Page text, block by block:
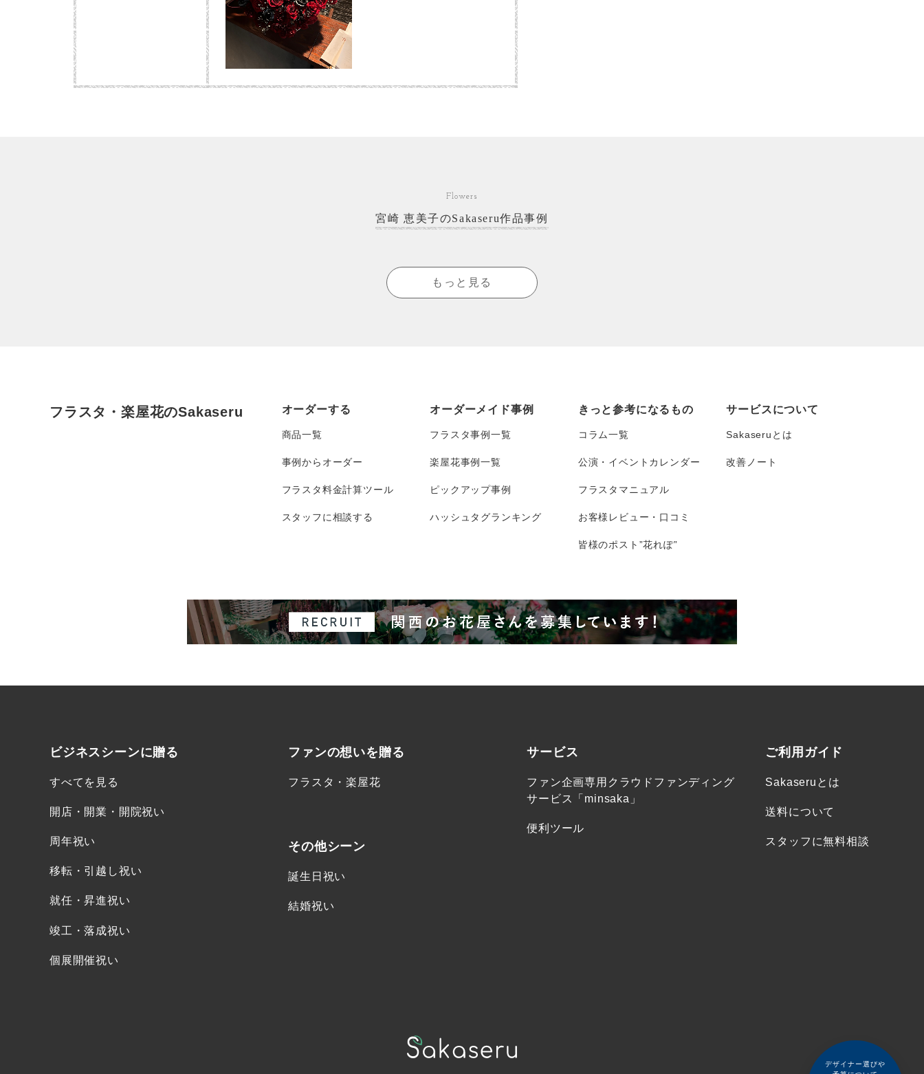
デザイナー選びや
Flowers
宮崎 恵美子のSakaseru作品事例
もっと見る
フラスタ・楽屋花のSakaseru オーダーする
商品一覧
事例からオーダー
フラスタ料金計算ツール
スタッフに相談する
オーダーメイド事例
フラスタ事例一覧
楽屋花事例一覧
ピックアップ事例
ハッシュタグランキング
きっと参考になるもの
コラム一覧
公演・イベントカレンダー
フラスタマニュアル
お客様レビュー・口コミ
皆様のポスト”花れぽ”
サービスについて
Sakaseruとは
改善ノート
ビジネスシーンに贈る
すべてを見る
開店・開業・開院祝い
周年祝い
移転・引越し祝い
就任・昇進祝い
竣工・落成祝い
個展開催祝い
ファンの想いを贈る
フラスタ・楽屋花
その他シーン
誕生日祝い
結婚祝い
サービス
ファン企画専用クラウドファンディング
サービス「minsaka」
便利ツール
ご利用ガイド
Sakaseruとは
送料について
スタッフに無料相談